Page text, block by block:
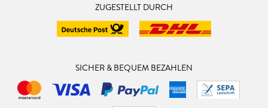
ZUGESTELLT DURCH
SICHER & BEQUEM BEZAHLEN